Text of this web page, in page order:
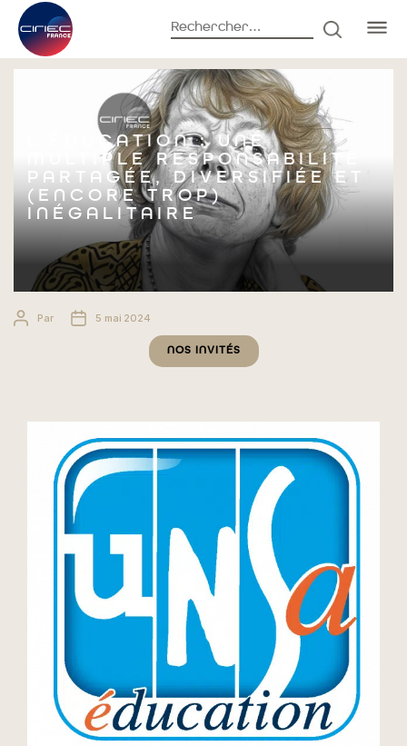
Rechercher :
Accueil Nos invités
L’éducation : une multiple responsabilité
partagée, diversifiée et (encore trop) inégalitaire
L’ÉDUCATION : UNE
MULTIPLE RESPONSABILITÉ
PARTAGÉE, DIVERSIFIÉE ET
(ENCORE TROP)
INÉGALITAIRE
Auteur
Par
Date5 mai 2024
Catégories
NOS INVITÉS